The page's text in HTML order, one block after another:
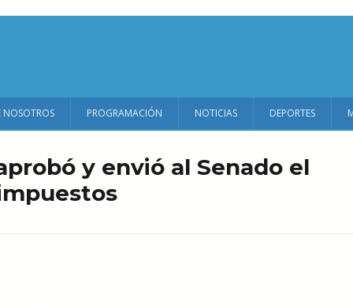
NOSOTROS PROGRAMACIÓN NOTICIAS DEPORTES
y envió al Senado el